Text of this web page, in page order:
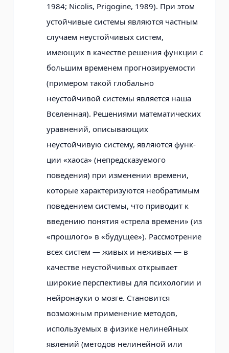
1984; Nicolis, Prigogine, 1989). При этом
устойчивые системы являются частным
случаем не­устойчивых систем,
имеющих в качест­ве решения функции с
большим време­нем прогнозируемости
(примером такой глобально
неустойчивой системы явля­ется наша
Вселенная). Решениями ма­тематических
уравнений, описывающих
неустойчивую систему, являются функ­
ции «хаоса» (непредсказуемого
поведения) при изменении времени,
которые характеризуются необратимым
поведе­нием системы, что приводит к
введению понятия «стрела времени» (из
«прошло­го» в «будущее»). Рассмотрение
всех сис­тем — живых и неживых — в
качестве не­устойчивых открывает
широкие пер­спективы для психологии и
нейронауки о мозге. Становится
возможным применение методов,
используемых в физике нелинейных
явлений (методов нелиней­ной или